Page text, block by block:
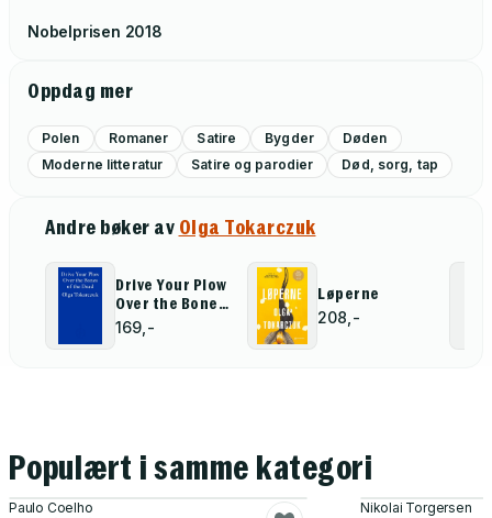
Nobelprisen 2018
Oppdag mer
Polen Romaner Satire Bygder
Døden
Moderne litteratur
Satire og parodier Død, sorg, tap
Andre bøker av Olga Tokarczuk
Drive Your Plow
Over the Bones
of the Dead
169,-
Løperne
208,-
Populært i samme kategori
Paulo Coelho Nikolai Torgersen